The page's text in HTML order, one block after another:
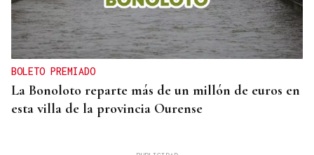
BOLETO PREMIADO
La Bonoloto reparte más de un millón de euros en
esta villa de la provincia Ourense